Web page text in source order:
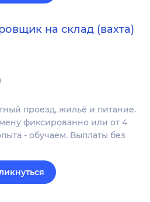
на склад (вахта)
проезд, жильё и питание.
фиксированно или от 4
- обучаем. Выплаты без